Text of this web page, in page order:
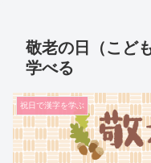
敬老の日（こど
学べる
祝日で漢字を学ぶ